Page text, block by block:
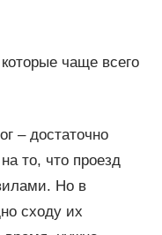
чаще всего
– достаточно
то, что проезд
Но в
сходу их